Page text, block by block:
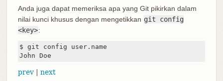
Anda juga dapat memeriksa apa yang Git pikirkan dalam
nilai kunci khusus dengan mengetikkan git config
<key>:
$ git config user.name
John Doe
prev| next